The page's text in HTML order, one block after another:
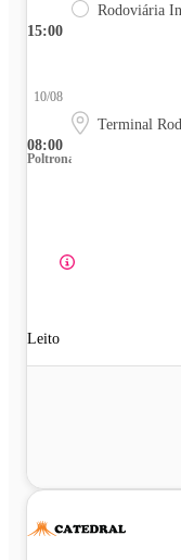
15:00
Rodoviária
08:00
10/08
Terminal
Poltrona
Leito